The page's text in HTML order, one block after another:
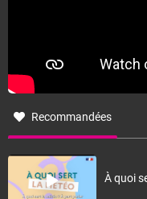
Recommandées
À quoi